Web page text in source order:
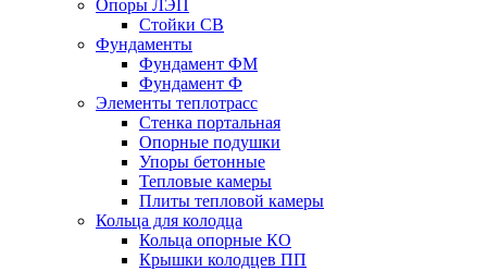
Опоры ЛЭП
Стойки СВ
Фундаменты
Фyндамент ФМ
Фyндамент Ф
Элементы теплотрасс
Стенка портальная
Опорные подушки
Упоры бетонные
Тепловые камеры
Плиты тепловой камеры
Кольца для колодца
Кольца опорные КО
Крышки колодцев ПП